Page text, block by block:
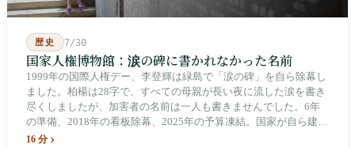
歴史 7/30
国家人権博物館：涙の碑に書かれなかった名前
1999年の国際人権デー、李登輝は緑島で「涙の碑」を自ら除幕し
ました。柏楊は28字で、すべての母親が長い夜に流した涙を書き
尽くしましたが、加害者の名前は一人も書きませんでした。6年
の準備、2018年の看板除幕、2025年の予算凍結。国家が自ら建
て、自らが行ったことを記念する博物館です。しかし解厳から39
16 分